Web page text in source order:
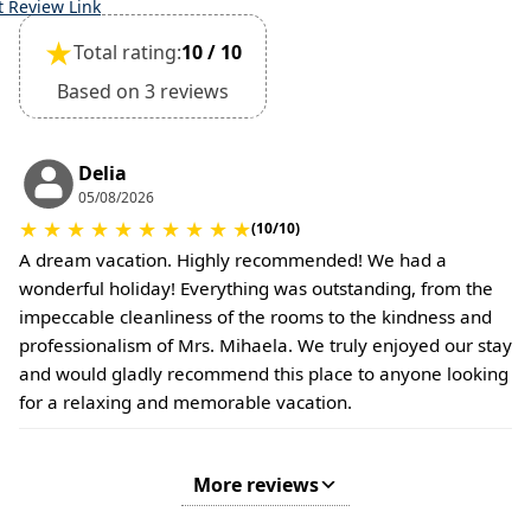
Review Link
★Total rating:10 / 10
Based on 3 reviews
Delia
05/08/2026
★ ★ ★ ★ ★ ★ ★ ★ ★ ★(10/10)
A dream vacation. Highly recommended! We had a
wonderful holiday! Everything was outstanding, from the
impeccable cleanliness of the rooms to the kindness and
professionalism of Mrs. Mihaela. We truly enjoyed our stay
and would gladly recommend this place to anyone looking
for a relaxing and memorable vacation.
More reviews